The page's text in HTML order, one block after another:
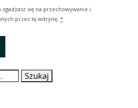
się na przechowywanie i
przez tę witrynę. *
Szukaj